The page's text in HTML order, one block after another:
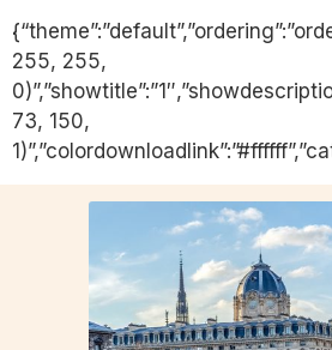
255, 255,
73, 150,